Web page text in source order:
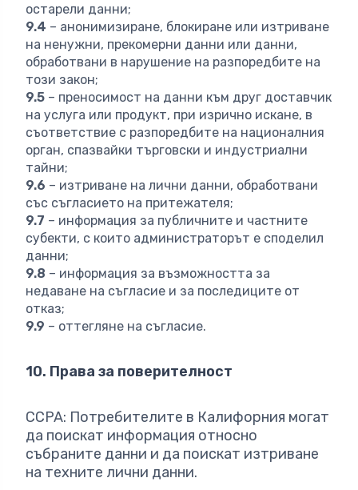
остарели данни;
9.4 – анонимизиране, блокиране или изтриване
на ненужни, прекомерни данни или данни,
обработвани в нарушение на разпоредбите на
този закон;
9.5 – преносимост на данни към друг доставчик
на услуга или продукт, при изрично искане, в
съответствие с разпоредбите на националния
орган, спазвайки търговски и индустриални
тайни;
9.6 – изтриване на лични данни, обработвани
със съгласието на притежателя;
9.7 – информация за публичните и частните
субекти, с които администраторът е споделил
данни;
9.8 – информация за възможността за
недаване на съгласие и за последиците от
отказ;
9.9 – оттегляне на съгласие.
10. Права за поверителност
CCPA: Потребителите в Калифорния могат
да поискат информация относно
събраните данни и да поискат изтриване
на техните лични данни.